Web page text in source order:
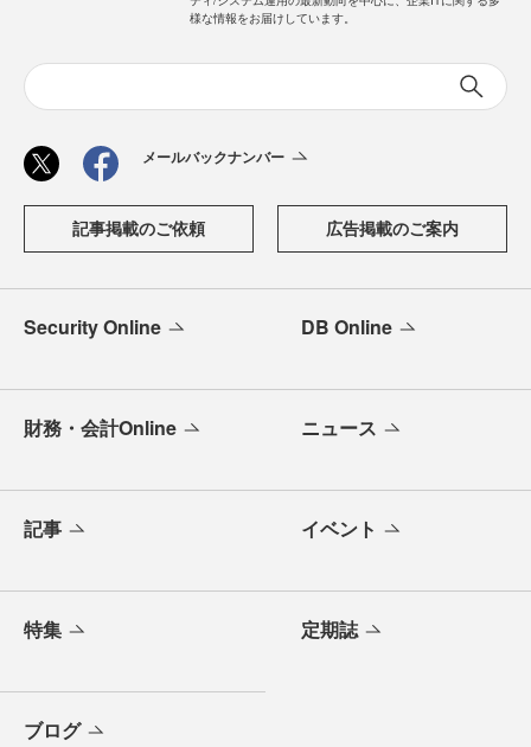
様な情報をお届けしています。
メールバックナンバー
記事掲載のご依頼 広告掲載のご案内
Security Online DB Online
財務・会計Online ニュース
記事 イベント
特集 定期誌
ブログ